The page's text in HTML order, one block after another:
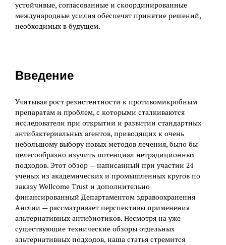
устойчивые, согласованные и скоординированные
международные усилия обеспечат принятие решений,
необходимых в будущем.
Введение
Учитывая рост резистентности к противомикробным
препаратам и проблем, с которыми сталкиваются
исследователи при открытии и развитии стандартных
антибактериальных агентов, приводящих к очень
небольшому выбору новых методов лечения, было бы
целесообразно изучить потенциал нетрадиционных
подходов. Этот обзор — написанный при участии 24
ученых из академических и промышленных кругов по
заказу Wellcome Trust и дополнительно
финансированный Департаментом здравоохранения
Англии — рассматривает перспективы применения
альтернативных антибиотиков. Несмотря на уже
существующие технические обзоры отдельных
альтернативных подходов, наша статья стремится